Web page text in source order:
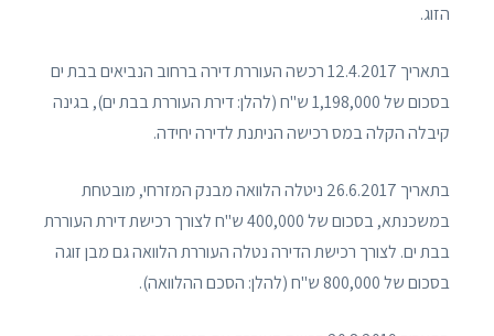
הזוג.
בתאריך 12.4.2017 רכשה העוררת דירה ברחוב הנביאים בבת ים
בסכום של 1,198,000 ש"ח (להלן: דירת העוררת בבת ים), בגינה
קיבלה הקלה במס רכישה הניתנת לדירה יחידה.
בתאריך 26.6.2017 ניטלה הלוואה מבנק המזרחי, מובטחת
במשכנתא, בסכום של 400,000 ש"ח לצורך רכישת דירת העוררת
בבת ים. לצורך רכישת הדירה נטלה העוררת הלוואה גם מבן זוגה
בסכום של 800,000 ש"ח (להלן: הסכם ההלוואה).